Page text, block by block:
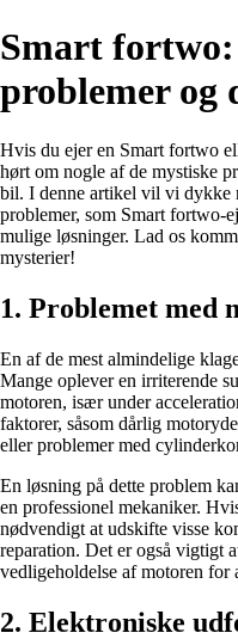
Smart fortwo:
problemer og
Hvis du ejer en Smart fortwo
hørt om nogle af de mystiske
bil. I denne artikel vil vi dykke
problemer, som Smart fortwo-
mulige løsninger. Lad os
mysterier!
1. Problemet med
En af de mest almindelige
Mange oplever en irriterende
motoren, især under
faktorer, såsom dårlig
eller problemer med
En løsning på dette problem
en professionel mekaniker.
nødvendigt at udskifte visse
reparation. Det er også vigtigt
vedligeholdelse af motoren for
2. Elektroniske